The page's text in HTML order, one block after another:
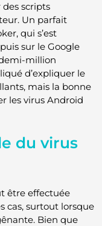
scripts
Un parfait
qui s’est
sur le Google
million
d’expliquer le
mais la bonne
les virus Android
du virus
être effectuée
cas, surtout lorsque
Bien que